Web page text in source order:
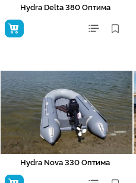
Hydra Delta 380 Оптима
Hydra Nova 330 Оптима